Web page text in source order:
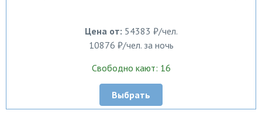
Цена от: 54383 ₽/чел.
10876 ₽/чел. за ночь
Свободно кают: 16
Выбрать